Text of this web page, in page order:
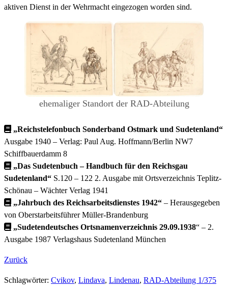
aktiven Dienst in der Wehrmacht eingezogen worden sind.
ehemaliger Standort der RAD-Abteilung
„Reichstelefonbuch Sonderband Ostmark und Sudetenland“
Ausgabe 1940 – Verlag: Paul Aug. Hoffmann/Berlin NW7
Schiffbauerdamm 8
„Das Sudetenbuch – Handbuch für den Reichsgau
Sudetenland“ S.120 – 122 2. Ausgabe mit Ortsverzeichnis Teplitz-
Schönau – Wächter Verlag 1941
„Jahrbuch des Reichsarbeitsdienstes 1942“ – Herausgegeben
von Oberstarbeitsführer Müller-Brandenburg
„Sudetendeutsches Ortsnamenverzeichnis 29.09.1938“ – 2.
Ausgabe 1987 Verlagshaus Sudetenland München
Zurück
Schlagwörter: Cvikov, Lindava, Lindenau, RAD-Abteilung 1/375